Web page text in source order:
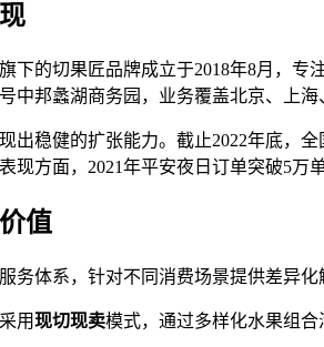
旗下的切果匠品牌成立于2018年8月，专
中邦蠡湖商务园，业务覆盖北京、上海
出稳健的扩张能力。截止2022年底，
现方面，2021年平安夜日订单突破5万
值
务体系，针对不同消费场景提供差异化
用现切现卖模式，通过多样化水果组